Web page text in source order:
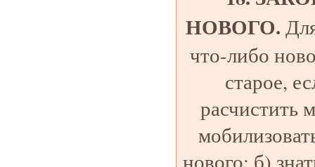
НОВОГО.
что-либо
старое,
расчистить
нового;